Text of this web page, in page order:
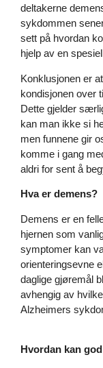
deltakerne
sykdommen
sett på hvordan
hjelp av en
Konklusjonen er
kondisjonen over
Dette gjelder
kan man ikke si
men funnene gir
komme i gang
aldri for sent å
Hva er demens?
Demens er en
hjernen som
symptomer kan
orienteringsevne
daglige gjøremål
avhengig av
Alzheimers
Hvordan kan